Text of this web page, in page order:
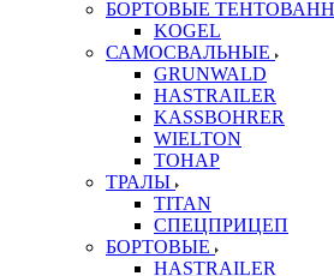
БОРТОВЫЕ
KOGEL
САМОСВАЛЬНЫЕ
GRUNWALD
HASTRAILER
KASSBOHRER
WIELTON
ТОНАР
ТРАЛЫ
TITAN
СПЕЦПРИЦЕП
БОРТОВЫЕ
HASTRAILER